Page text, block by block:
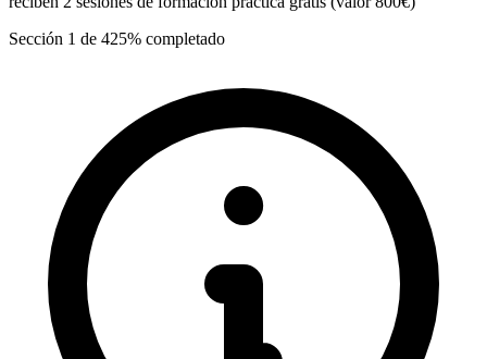
Sección 1 de 425% completado